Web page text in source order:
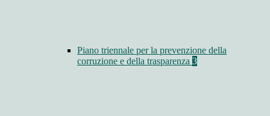
Piano triennale per la prevenzione della
corruzione e della trasparenza 3